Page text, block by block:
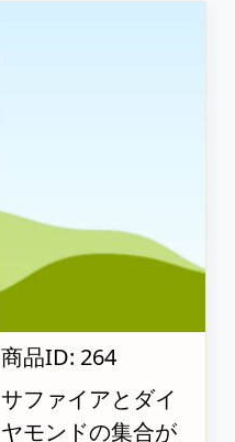
商品ID: 264
サファイアとダイ
ヤモンドの集合が